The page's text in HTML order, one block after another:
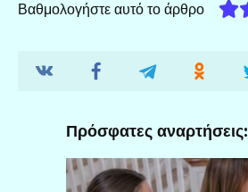
Βαθμολογήστε αυτό το άρθρο
Πρόσφατες αναρτήσεις: